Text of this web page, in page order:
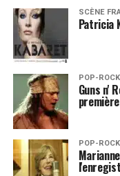
SCÈNE
Patricia
POP-ROCK
Guns n'
POP-ROCK